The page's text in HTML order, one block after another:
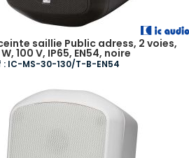
saillie Public adress, 2 voies,
100 V, IP65, EN54, noire
: IC-MS-30-130/T-B-EN54